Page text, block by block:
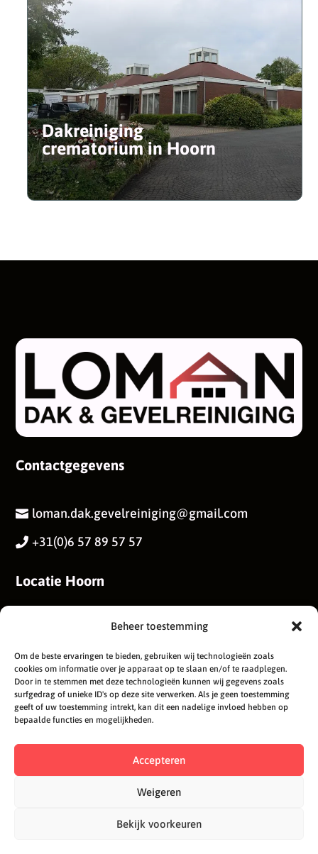
Beheer toestemming
Om de beste ervaringen te bieden, gebruiken wij technologieën zoals
cookies om informatie over je apparaat op te slaan en/of te raadplegen.
Door in te stemmen met deze technologieën kunnen wij gegevens zoals
surfgedrag of unieke ID's op deze site verwerken. Als je geen toestemming
geeft of uw toestemming intrekt, kan dit een nadelige invloed hebben op
bepaalde functies en mogelijkheden.
Accepteren
Weigeren
Bekijk voorkeuren
Dakreiniging
crematorium in Hoorn
Contactgegevens
 loman.dak.gevelreiniging@gmail.com
 +31(0)6 57 89 57 57
Locatie Hoorn
Astronautenweg 44
1622DV, Hoorn